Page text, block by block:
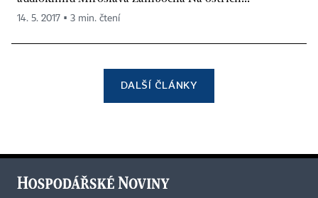
14. 5. 2017 ▪ 3 min. čtení
DALŠÍ ČLÁNKY